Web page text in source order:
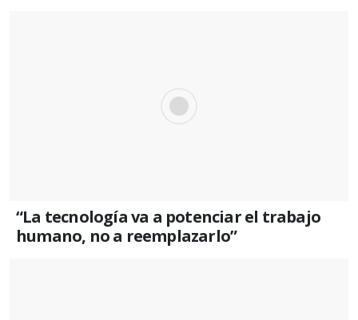
“La tecnología va a potenciar el trabajo
humano, no a reemplazarlo”